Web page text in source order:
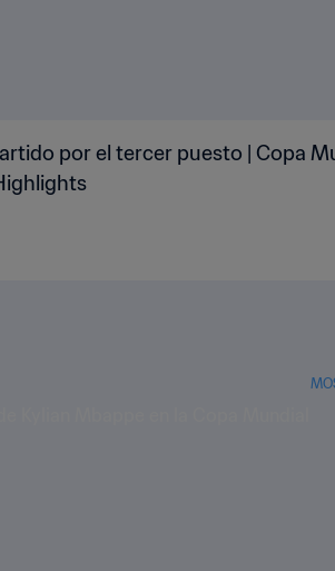
por el tercer puesto | Copa